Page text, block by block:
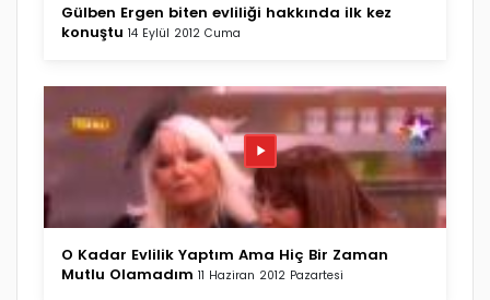
Gülben Ergen biten evliliği hakkında ilk kez
konuştu 14 Eylül 2012 Cuma
O Kadar Evlilik Yaptım Ama Hiç Bir Zaman
Mutlu Olamadım 11 Haziran 2012 Pazartesi